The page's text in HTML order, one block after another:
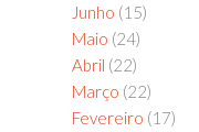
Junho (15)
Maio (24)
Abril (22)
Março (22)
Fevereiro (17)